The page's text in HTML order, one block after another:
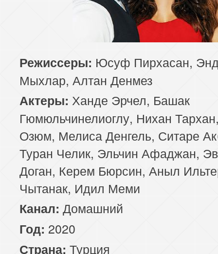
78 серия
79 серия
82 серия
83 серия
85 серия
86 серия
87 серия
89 серия
90 серия
93 серия
94 серия
95 серия
97 серия
98 серия 99 серия
Режиссеры: Юсуф Пирхасан,
Мыхлар, Алтан Денмез
Актеры: Ханде Эрчел, Башак
Гюмюльчинелиоглу, Нихан
Озюм, Мелиса Денгель, Ситаре
Туран Челик, Эльчин Афаджан,
Доган, Керем Бюрсин, Аныл
Чытанак, Идил Меми
Канал: Домашний
Год: 2020
Страна: Турция